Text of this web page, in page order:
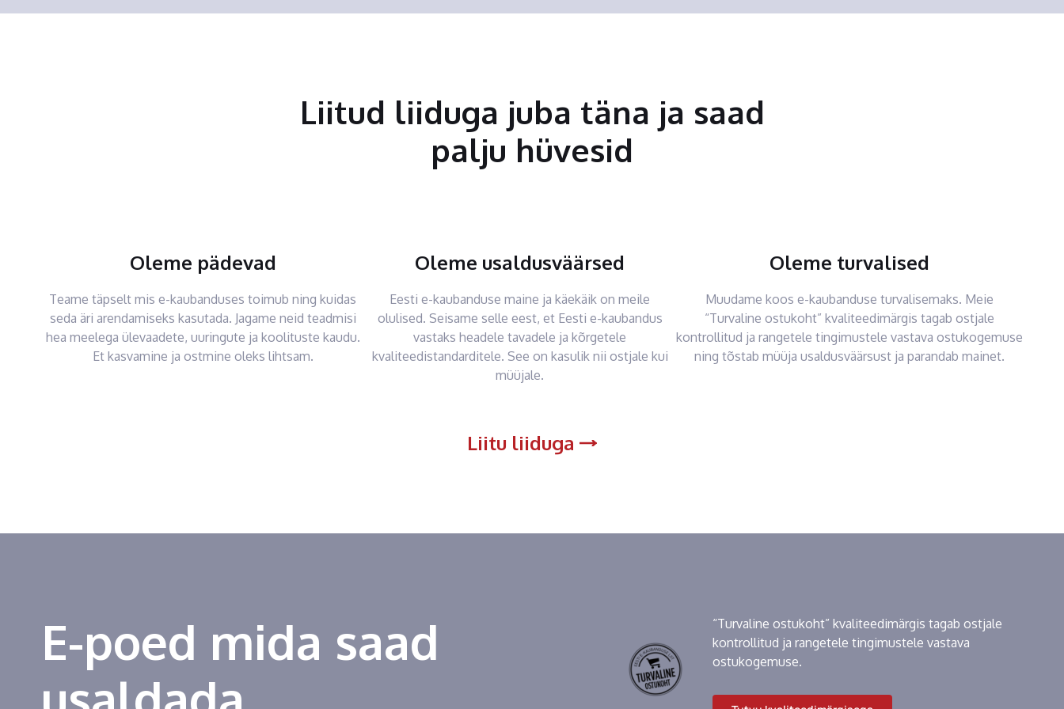
Liitud liiduga juba täna ja saad
palju hüvesid
Oleme pädevad
Teame täpselt mis e-kaubanduses toimub ning kuidas
seda äri arendamiseks kasutada. Jagame neid teadmisi
hea meelega ülevaadete, uuringute ja koolituste kaudu.
Et kasvamine ja ostmine oleks lihtsam.
Oleme usaldusväärsed
Eesti e-kaubanduse maine ja käekäik on meile
olulised. Seisame selle eest, et Eesti e-kaubandus
vastaks headele tavadele ja kõrgetele
kvaliteedistandarditele. See on kasulik nii ostjale kui
müüjale.
Oleme turvalised
Muudame koos e-kaubanduse turvalisemaks. Meie
“Turvaline ostukoht” kvaliteedimärgis tagab ostjale
kontrollitud ja rangetele tingimustele vastava ostukogemuse
ning tõstab müüja usaldusväärsust ja parandab mainet.
Liitu liiduga
E-poed mida saad
“Turvaline ostukoht” kvaliteedimärgis tagab ostjale
kontrollitud ja rangetele tingimustele vastava
ostukogemuse.